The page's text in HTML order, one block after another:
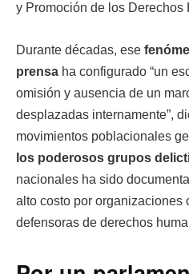
y Promoción de los Derechos
Durante décadas, ese
prensa ha configurado “un
omisión y ausencia de un
desplazadas internamente”,
movimientos poblacionales
los poderosos grupos
nacionales ha sido
alto costo por organizaciones
defensoras de derechos